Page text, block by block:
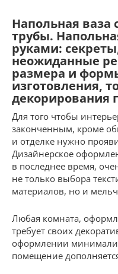
Напольная
трубы.
руками:
неожиданные
размера и
изготовления,
декорирования
Для того чтобы
законченным, кроме
и отделке нужно
Дизайнерское
в последнее время,
не только выбора
материалов, но и
Любая комната,
требует своих
оформлении
помещение